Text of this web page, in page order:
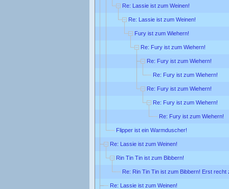
Re: Lassie ist zum Weinen!
Re: Lassie ist zum Weinen!
Fury ist zum Wiehern!
Re: Fury ist zum Wiehern!
Re: Fury ist zum Wiehern!
Re: Fury ist zum Wiehern!
Re: Fury ist zum Wiehern!
Re: Fury ist zum Wiehern!
Re: Fury ist zum Wiehern!
Flipper ist ein Warmduscher!
Re: Lassie ist zum Weinen!
Rin Tin Tin ist zum Bibbern!
Re: Rin Tin Tin ist zum Bibbern! Erst recht
Re: Lassie ist zum Weinen!